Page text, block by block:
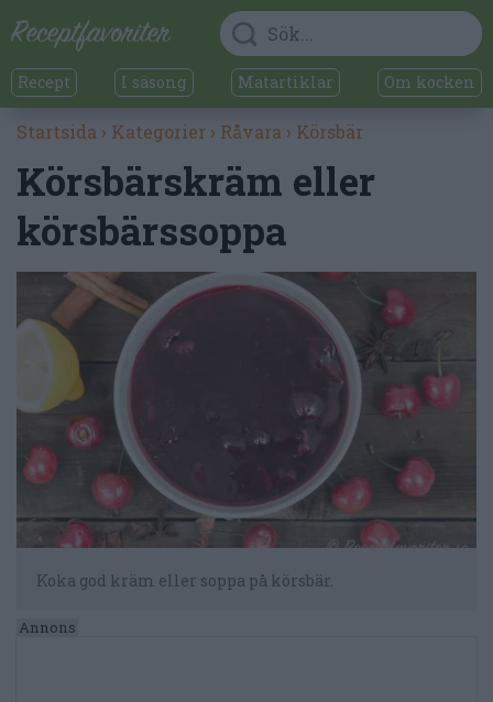
Recept I säsong Matartiklar Om kocken
Startsida › Kategorier › Råvara › Körsbär
Körsbärskräm eller
körsbärssoppa
Koka god kräm eller soppa på körsbär.